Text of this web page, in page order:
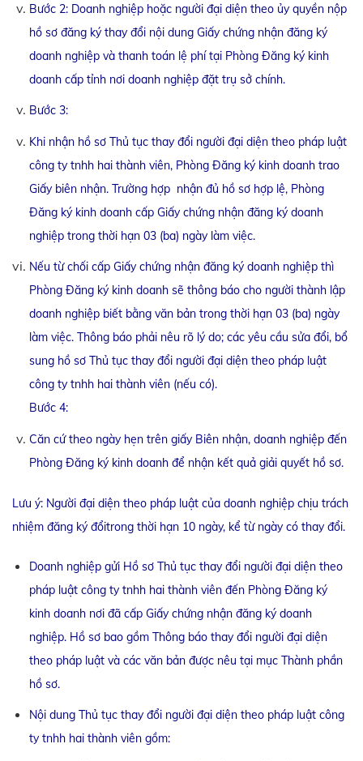
Bước 2: Doanh nghiệp hoặc người đại diện theo ủy quyền nộp
hồ sơ đăng ký thay đổi nội dung Giấy chứng nhận đăng ký
doanh nghiệp và thanh toán lệ phí tại Phòng Đăng ký kinh
doanh cấp tỉnh nơi doanh nghiệp đặt trụ sở chính.
Bước 3:
Khi nhận hồ sơ Thủ tục thay đổi người đại diện theo pháp luật
công ty tnhh hai thành viên, Phòng Đăng ký kinh doanh trao
Giấy biên nhận. Trường hợp nhận đủ hồ sơ hợp lệ, Phòng
Đăng ký kinh doanh cấp Giấy chứng nhận đăng ký doanh
nghiệp trong thời hạn 03 (ba) ngày làm việc.
Nếu từ chối cấp Giấy chứng nhận đăng ký doanh nghiệp thì
Phòng Đăng ký kinh doanh sẽ thông báo cho người thành lập
doanh nghiệp biết bằng văn bản trong thời hạn 03 (ba) ngày
làm việc. Thông báo phải nêu rõ lý do; các yêu cầu sửa đổi, bổ
sung hồ sơ Thủ tục thay đổi người đại diện theo pháp luật
công ty tnhh hai thành viên (nếu có).
Bước 4:
Căn cứ theo ngày hẹn trên giấy Biên nhận, doanh nghiệp đến
Phòng Đăng ký kinh doanh để nhận kết quả giải quyết hồ sơ.
Lưu ý: Người đại diện theo pháp luật của doanh nghiệp chịu trách
nhiệm đăng ký đổitrong thời hạn 10 ngày, kể từ ngày có thay đổi.
Doanh nghiệp gửi Hồ sơ Thủ tục thay đổi người đại diện theo
pháp luật công ty tnhh hai thành viên đến Phòng Đăng ký
kinh doanh nơi đã cấp Giấy chứng nhận đăng ký doanh
nghiệp. Hồ sơ bao gồm Thông báo thay đổi người đại diện
theo pháp luật và các văn bản được nêu tại mục Thành phần
hồ sơ.
Nội dung Thủ tục thay đổi người đại diện theo pháp luật công
ty tnhh hai thành viên gồm: